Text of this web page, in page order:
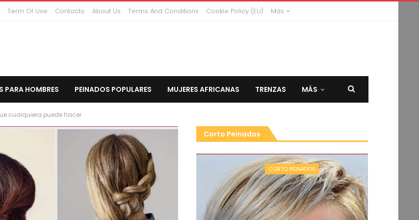
Term Of Use Contacto About Us Terms And Conditions Cookie Policy (EU) Más
PARA HOMBRES PEINADOS POPULARES MUJERES AFRICANAS TRENZAS MÁS
cualquiera puede hacer
Corto Peinados
CORTO PEINADOS CORTO PEINADOS